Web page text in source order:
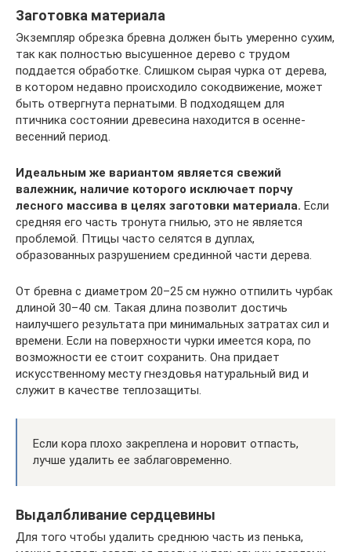
Заготовка материала
Экземпляр обрезка бревна должен быть умеренно сухим,
так как полностью высушенное дерево с трудом
поддается обработке. Слишком сырая чурка от дерева,
в котором недавно происходило сокодвижение, может
быть отвергнута пернатыми. В подходящем для
птичника состоянии древесина находится в осенне-
весенний период.
Идеальным же вариантом является свежий
валежник, наличие которого исключает порчу
лесного массива в целях заготовки материала. Если
средняя его часть тронута гнилью, это не является
проблемой. Птицы часто селятся в дуплах,
образованных разрушением срединной части дерева.
От бревна с диаметром 20–25 см нужно отпилить чурбак
длиной 30–40 см. Такая длина позволит достичь
наилучшего результата при минимальных затратах сил и
времени. Если на поверхности чурки имеется кора, по
возможности ее стоит сохранить. Она придает
искусственному месту гнездовья натуральный вид и
служит в качестве теплозащиты.
Если кора плохо закреплена и норовит отпасть,
лучше удалить ее заблаговременно.
Выдалбливание сердцевины
Для того чтобы удалить среднюю часть из пенька,